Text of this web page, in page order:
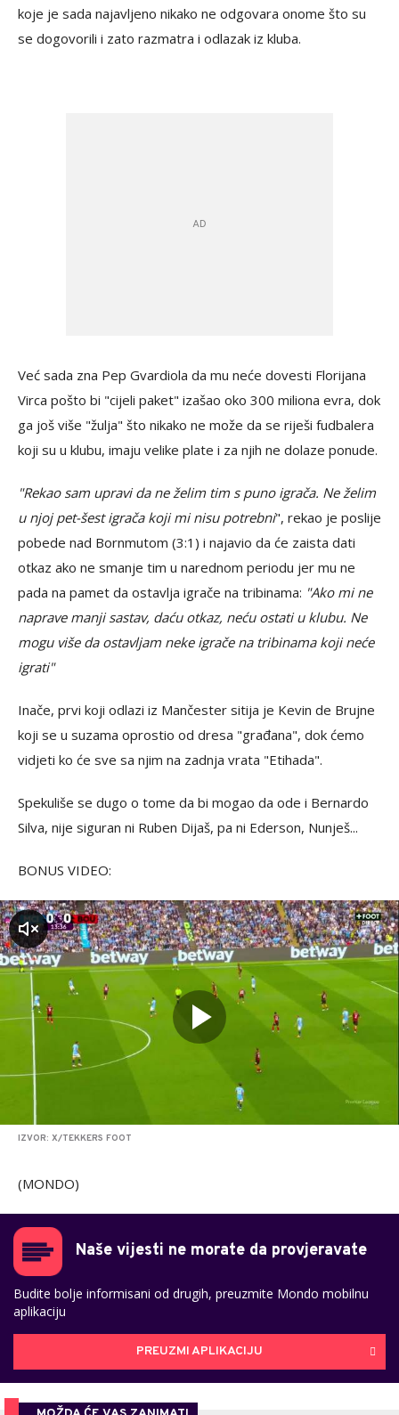
koje je sada najavljeno nikako ne odgovara onome što su
se dogovorili i zato razmatra i odlazak iz kluba.
Već sada zna Pep Gvardiola da mu neće dovesti Florijana
Virca pošto bi "cijeli paket" izašao oko 300 miliona evra, dok
ga još više "žulja" što nikako ne može da se riješi fudbalera
koji su u klubu, imaju velike plate i za njih ne dolaze ponude.
"Rekao sam upravi da ne želim tim s puno igrača. Ne želim
u njoj pet-šest igrača koji mi nisu potrebni", rekao je poslije
pobede nad Bornmutom (3:1) i najavio da će zaista dati
otkaz ako ne smanje tim u narednom periodu jer mu ne
pada na pamet da ostavlja igrače na tribinama: "Ako mi ne
naprave manji sastav, daću otkaz, neću ostati u klubu. Ne
mogu više da ostavljam neke igrače na tribinama koji neće
igrati"
Inače, prvi koji odlazi iz Mančester sitija je Kevin de Brujne
koji se u suzama oprostio od dresa "građana", dok ćemo
vidjeti ko će sve sa njim na zadnja vrata "Etihada".
Spekuliše se dugo o tome da bi mogao da ode i Bernardo
Silva, nije siguran ni Ruben Dijaš, pa ni Ederson, Nunješ...
BONUS VIDEO:
IZVOR: X/TEKKERS FOOT
(MONDO)
Naše vijesti ne morate da provjeravate
Budite bolje informisani od drugih, preuzmite Mondo mobilnu
aplikaciju
PREUZMI APLIKACIJU